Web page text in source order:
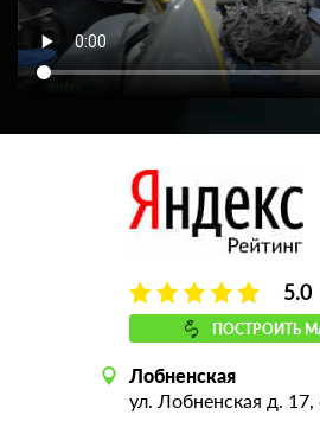
5.0
ПОСТРОИТЬ
Лобненская
ул. Лобненская д. 17,